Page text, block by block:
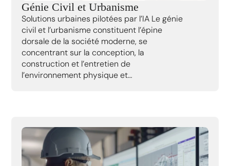
Génie Civil et Urbanisme
Solutions urbaines pilotées par l’IA Le génie
civil et l’urbanisme constituent l’épine
dorsale de la société moderne, se
concentrant sur la conception, la
construction et l’entretien de
l’environnement physique et…